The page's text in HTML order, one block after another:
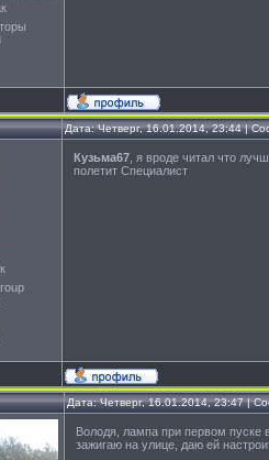
Дата: Четверг, 16.01.2014, 23:44 |
Кузьма67 , я вроде читал что
полетит Специалист
Дата: Четверг, 16.01.2014, 23:47 |
Володя, лампа при первом пуске
зажигаю на улице, даю ей